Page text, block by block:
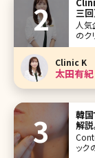
三回
人気
のク
クK
クリ
を画
Clinic K
太田有紀
韓
解説
Contents ジュべルックでキー
ック